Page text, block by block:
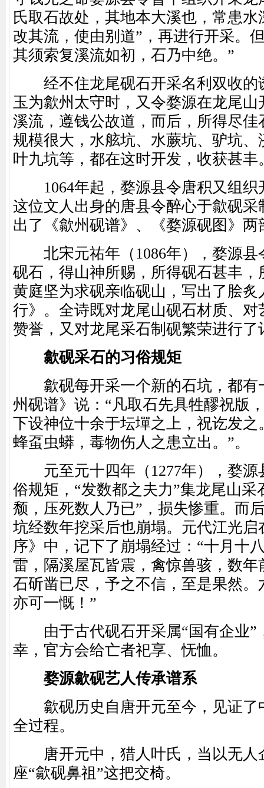
氏取石故处，其地本大溪也，常患
改其流，使由别道”，再进行开采。
其须索复溪流如初，石乃中绝。”
经不住龙尾砚石开采名利双收的
玉为歙州太守时，又令婺源在龙尾山
溪流，遵钱公故道，而后，所得尽佳
规模很大，水舷坑、水蕨坑、驴坑、
叶九坑等，都在这时开发，收获甚丰
1064年起，婺源县令唐积又组织
这位文人出身的唐县令醉心于歙砚采
出了《歙州砚谱》、《婺源砚图》两
北宋元祐年（1086年），婺源县
砚石，得山神所赐，所得砚石甚丰，
黄庭坚为求砚亲临砚山，写出了脍炙
行》。全诗既对龙尾山砚石材质、对
赞誉，又对龙尾采石制砚繁荣进行了
歙砚采石的习俗规矩
歙砚每开采一个新的石坑，都有
州砚谱》说：“凡取石先具牲醪祝版
下设神位十余于坛墠之上，祝讫发之
蜂虿虫蟒，毒物伤人之患立出。”。
元至元十四年（1277年），婺源
俗规矩，“发数都之夫力”集龙尾山采
颓，压死数人乃已”，损失惨重。而
坑经数年挖采后也崩塌。元代江光启
序》中，记下了崩塌经过：“十月十
雷，隔溪屋瓦皆震，禽惊兽骇，数年
石斫凿已尽，予之不信，至是果然。
亦可一慨！”
由于古代砚石开采属“国有企业”
幸，官方会给亡者祀享、怃恤。
婺源歙砚艺人传承谱系
歙砚历史自唐开元至今，见证了
全过程。
唐开元中，猎人叶氏，当以无人
座“歙砚鼻祖”这把交椅。